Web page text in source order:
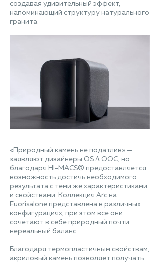
создавая удивительный эффект,
напоминающий структуру натурального
гранита.
«Природный камень не податлив» —
заявляют дизайнеры OS Δ ООС, но
благодаря HI-MACS® предоставляется
возможность достичь необходимого
результата с теми же характеристиками
и свойствами. Коллекция Arc на
Fuorisalone представлена в различных
конфигурациях, при этом все они
сочетают в себе природный почти
нереальный баланс.
Благодаря термопластичным свойствам,
акриловый камень позволяет получать